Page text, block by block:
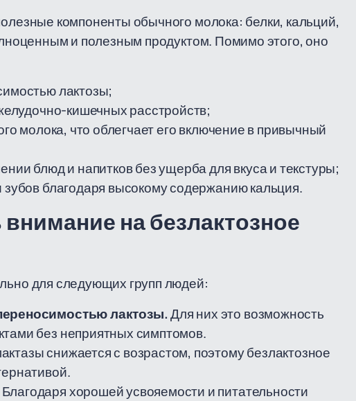
компоненты обычного молока: белки, кальций,
и полезным продуктом. Помимо этого, оно
лактозы;
кишечных расстройств;
молока, что облегчает его включение в привычный
блюд и напитков без ущерба для вкуса и текстуры;
благодаря высокому содержанию кальция.
на безлактозное
для следующих групп людей:
лактозы.Для них это возможность
без неприятных симптомов.
снижается с возрастом, поэтому безлактозное
Благодаря хорошей усвояемости и питательности